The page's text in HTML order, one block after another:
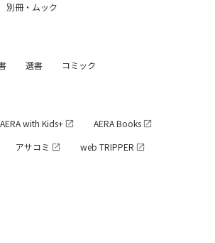
別冊・ムック
選書 コミック
AERA with Kids+
AERA Books
アサコミ
web TRIPPER